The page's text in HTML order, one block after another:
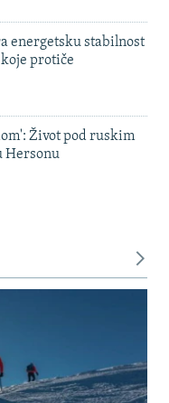
energetsku stabilnost
protiče
Život pod ruskim
Hersonu